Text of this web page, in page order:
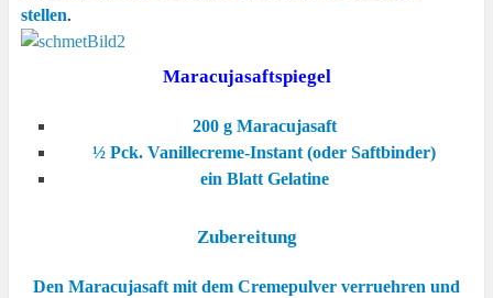
stellen.
Maracujasaftspiegel
200 g Maracujasaft
½ Pck. Vanillecreme-Instant (oder Saftbinder)
ein Blatt Gelatine
Zubereitung
Den Maracujasaft mit dem Cremepulver verruehren und